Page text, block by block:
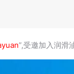
”,受邀加入润滑